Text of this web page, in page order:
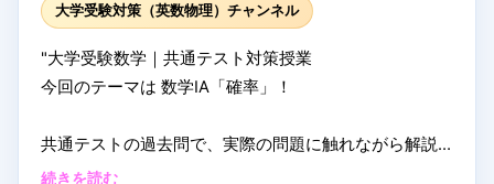
大学受験対策（英数物理）チャンネル
"大学受験数学｜共通テスト対策授業
今回のテーマは 数学ⅠA「確率」！
共通テストの過去問で、実際の問題に触れながら解説
します！
続きを読む